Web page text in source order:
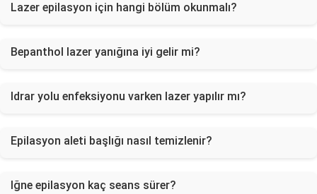
Lazer epilasyon için hangi bölüm okunmalı?
Bepanthol lazer yanığına iyi gelir mi?
Idrar yolu enfeksiyonu varken lazer yapılır mı?
Epilasyon aleti başlığı nasıl temizlenir?
Iğne epilasyon kaç seans sürer?